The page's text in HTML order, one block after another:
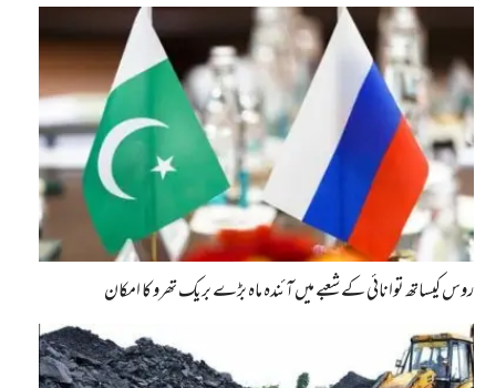
روس کیساتھ توانائی کے شعبے میں آئندہ ماہ بڑے بریک تھرو کا امکان